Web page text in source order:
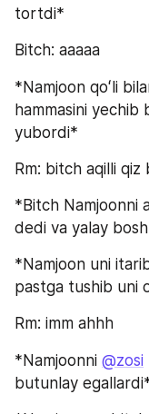
tortdi*
Bitch: aaaaa
*Namjoon qoʻli
hammasini yechib
yubordi*
Rm: bitch aqilli qiz
*Bitch Namjoonni
dedi va yalay
*Namjoon uni
pastga tushib uni
Rm: imm ahhh
*Namjoonni @zosi
butunlay